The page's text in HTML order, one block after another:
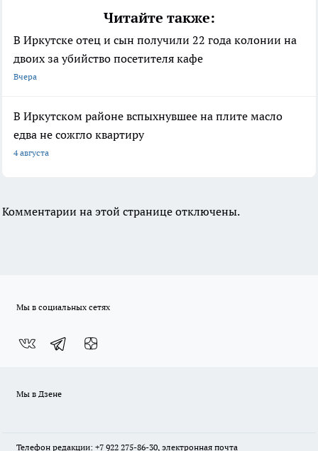
Читайте также:
В Иркутске отец и сын получили 22 года колонии на
двоих за убийство посетителя кафе
Вчера
В Иркутском районе вспыхнувшее на плите масло
едва не сожгло квартиру
4 августа
Комментарии на этой странице отключены.
Мы в социальных сетях
Мы в Дзене
Телефон редакции: +7 922 275-86-30, электронная почта